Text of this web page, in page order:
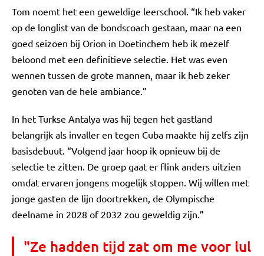
Tom noemt het een geweldige leerschool. “Ik heb vaker
op de longlist van de bondscoach gestaan, maar na een
goed seizoen bij Orion in Doetinchem heb ik mezelf
beloond met een definitieve selectie. Het was even
wennen tussen de grote mannen, maar ik heb zeker
genoten van de hele ambiance.”
In het Turkse Antalya was hij tegen het gastland
belangrijk als invaller en tegen Cuba maakte hij zelfs zijn
basisdebuut. “Volgend jaar hoop ik opnieuw bij de
selectie te zitten. De groep gaat er flink anders uitzien
omdat ervaren jongens mogelijk stoppen. Wij willen met
jonge gasten de lijn doortrekken, de Olympische
deelname in 2028 of 2032 zou geweldig zijn.”
"Ze hadden tijd zat om me voor lul